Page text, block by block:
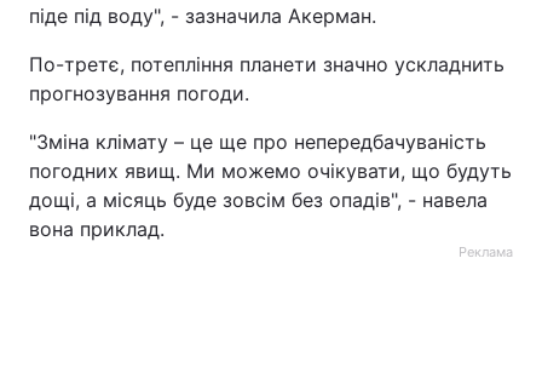
піде під воду", - зазначила Акерман.
По-третє, потепління планети значно ускладнить
прогнозування погоди.
"Зміна клімату – це ще про непередбачуваність
погодних явищ. Ми можемо очікувати, що будуть
дощі, а місяць буде зовсім без опадів", - навела
вона приклад.
Реклама